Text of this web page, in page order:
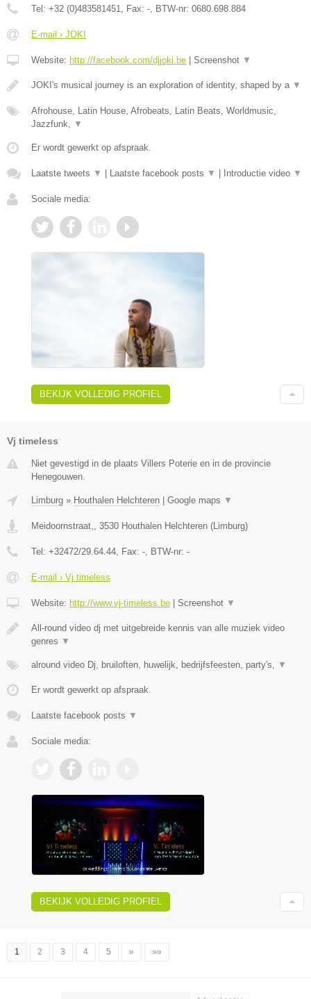
Tel: +32 (0)483581451, Fax: -, BTW-nr: 0680.698.884
E-mail › JOKI
Website: http://facebook.com/djjoki.be Screenshot ▼
JOKI's musical journey is an exploration of identity, shaped by a ▼
Afrohouse, Latin House, Afrobeats, Latin Beats, Worldmusic,
Jazzfunk, ▼
Er wordt gewerkt op afspraak.
Laatste tweets ▼ Laatste facebook posts ▼ Introductie video ▼
Sociale media:
BEKIJK VOLLEDIG PROFIEL
Vj timeless
Niet gevestigd in de plaats Villers Poterie en in de provincie
Henegouwen.
Limburg » Houthalen Helchteren Google maps ▼
Meidoornstraat, 3530 Houthalen Helchteren ( Limburg)
Tel: +32472/29.64.44 , Fax: - , BTW-nr: -
E-mail › Vj timeless
Website: http://www.vj-timeless.be Screenshot ▼
All-round video dj met uitgebreide kennis van alle muziek video
genres ▼
alround video Dj, bruiloften, huwelijk, bedrijfsfeesten, party's, ▼
Er wordt gewerkt op afspraak.
Laatste facebook posts ▼
Sociale media:
BEKIJK VOLLEDIG PROFIEL
1 2 3 4 5 » »»